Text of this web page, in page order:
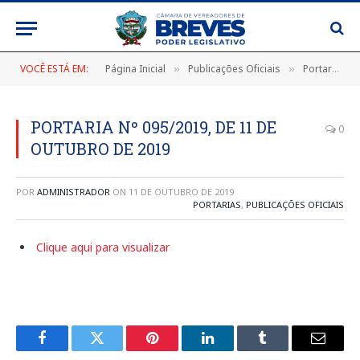
VOCÊ ESTÁ EM: Página Inicial » Publicações Oficiais » Portarias
PORTARIA Nº 095/2019, DE 11 DE
OUTUBRO DE 2019
0
POR ADMINISTRADOR ON 11 DE OUTUBRO DE 2019
PORTARIAS, PUBLICAÇÕES OFICIAIS
Clique aqui para visualizar
FacebookTwitter Pinterest LinkedInTumblr E-